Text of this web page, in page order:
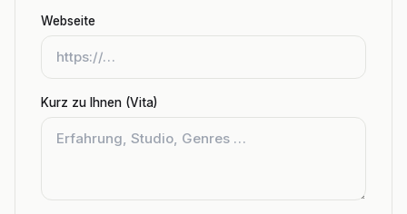
Webseite
Kurz zu Ihnen (Vita)